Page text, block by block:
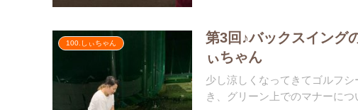
100.しぃちゃん
第3回♪バックスイング
ぃちゃん
少し涼しくなってきてゴルフ
き、グリーン上でのマナーに